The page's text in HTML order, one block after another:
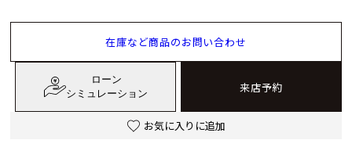
紀のパリにおいて、天文学者や科学者と親交を持ち、自身も科
わるなど、彼の情熱は時計製造の枠を超えて広がっていまし
た。 この壮大な物語を受け継ぐかのように、「クラシック トゥ
ールビヨン シデラル 7255」では、アベンチュリン・エナメル
在庫など商品のお問い合わせ
ローン
シミュレーション
来店予約
お気に入りに追加